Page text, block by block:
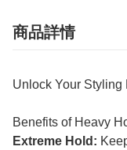
商品詳情
Unlock Your
Benefits of Heavy
Extreme Hold: